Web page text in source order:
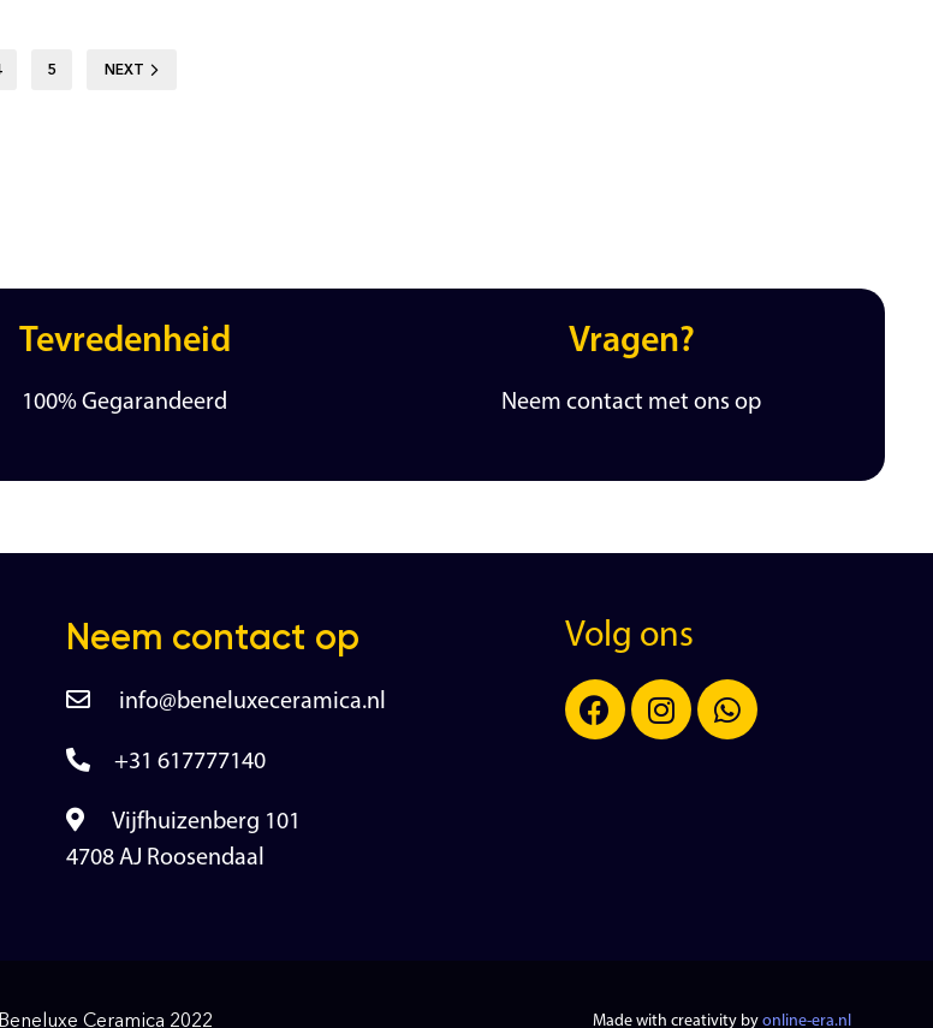
5 NEXT
Tevredenheid
100% Gegarandeerd
Vragen?
Neem contact met ons op
Neem contact op
info@beneluxeceramica.nl
+31 617777140
Vijfhuizenberg 101
4708 AJ Roosendaal
Volg ons
Ceramica 2022 Made with creativity by online-era.nl